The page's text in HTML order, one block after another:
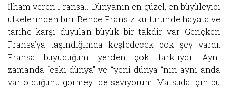
İlham veren Fransa… Dünyanın en güzel, en büyüleyici
ülkelerinden biri. Bence Fransız kültüründe hayata ve
tarihe karşı duyulan büyük bir takdir var. Gençken
Fransa’ya taşındığımda keşfedecek çok şey vardı.
Fransa büyüdüğüm yerden çok farklıydı. Aynı
zamanda “eski dünya” ve “yeni dünya “nın aynı anda
var olduğunu görmeyi de seviyorum. Matsuda için bu